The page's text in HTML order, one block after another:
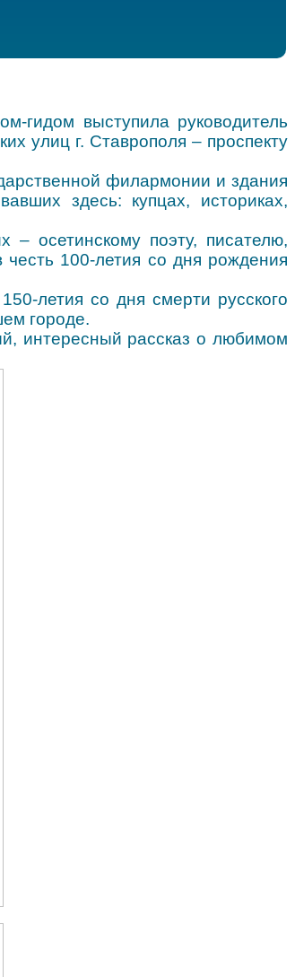
гидом выступила руководитель
улиц г. Ставрополя – проспекту
филармонии и здания
здесь: купцах, историках,
осетинскому поэту, писателю,
100-летия со дня рождения
летия со дня смерти русского
городе.
интересный рассказ о любимом